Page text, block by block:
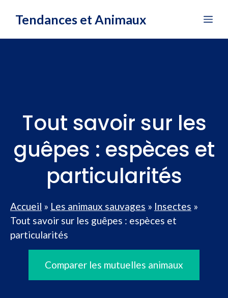
Tendances et Animaux
Tout savoir sur les
guêpes : espèces et
particularités
Accueil » Les animaux sauvages » Insectes »
Tout savoir sur les guêpes : espèces et
particularités
Comparer les mutuelles animaux